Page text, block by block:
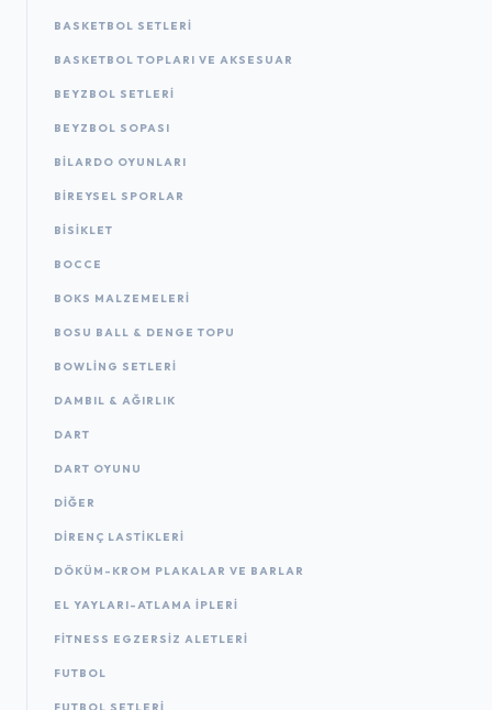
BASKETBOL SETLERI
BASKETBOL TOPLARI VE AKSESUAR
BEYZBOL SETLERI
BEYZBOL SOPASI
BILARDO OYUNLARI
BIREYSEL SPORLAR
BISIKLET
BOCCE
BOKS MALZEMELERI
BOSU BALL & DENGE TOPU
BOWLING SETLERI
DAMBIL & AĞIRLIK
DART
DART OYUNU
DIĞER
DIRENÇ LASTIKLERI
DÖKÜM-KROM PLAKALAR VE BARLAR
EL YAYLARI-ATLAMA IPLERI
FITNESS EGZERSIZ ALETLERI
FUTBOL